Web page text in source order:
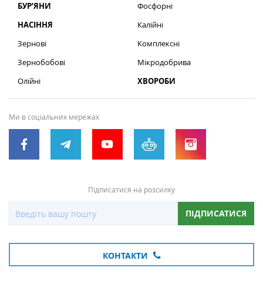
БУР’ЯНИ
НАСІННЯ
Зернові
Зернобобові
Олійні
Фосфорні
Калійні
Комплексні
Мікродобрива
ХВОРОБИ
Ми в соціальних мережах
Підписатися на розсилку
ПІДПИСАТИСЯ
КОНТАКТИ